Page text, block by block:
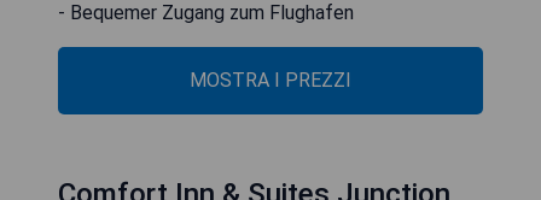
- Bequemer Zugang zum Flughafen
MOSTRA I PREZZI